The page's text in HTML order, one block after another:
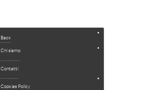
Back
Chi siamo
Contatti
Cookies Policy